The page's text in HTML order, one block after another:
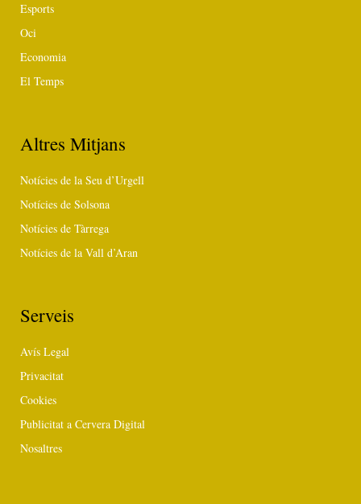
Esports
Oci
Economia
El Temps
Altres Mitjans
Notícies de la Seu d’Urgell
Notícies de Solsona
Notícies de Tàrrega
Notícies de la Vall d’Aran
Serveis
Avís Legal
Privacitat
Cookies
Publicitat a Cervera Digital
Nosaltres